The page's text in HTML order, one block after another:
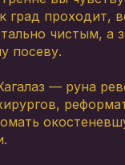
град проходит,
чистым, а
посеву.
— руна